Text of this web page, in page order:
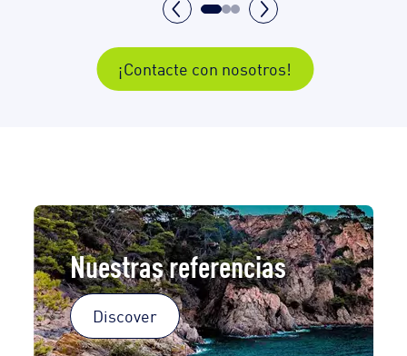
¡Contacte con nosotros!
Nuestras referencias
Discover